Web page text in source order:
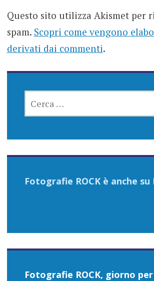
Questo sito utilizza Akismet per
spam. Scopri come vengono
derivati dai commenti.
PER:
Fotografie ROCK è anche su
Fotografie ROCK, giorno